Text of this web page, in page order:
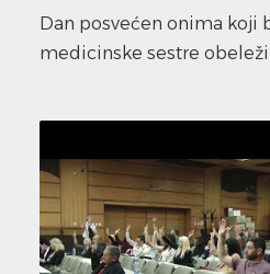
Dan posvećen onima koji
medicinske sestre